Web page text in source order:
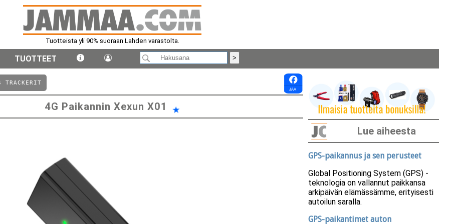
Tuotteista yli 90% suoraan Lahden varastolta.
TUOTTEET
TRACKERIT
4G Paikannin Xexun X01
Lue aiheesta
GPS-paikannus ja sen perusteet
Global Positioning System (GPS) -
teknologia on vallannut paikkansa
arkipäivän elämässämme, erityisesti
autoilun saralla.
GPS-paikantimet auton